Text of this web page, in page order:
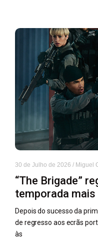
30 de Julho de 2026 / Miguel
“The Brigade”
temporada
Depois do sucesso da
de regresso aos ecrãs
às